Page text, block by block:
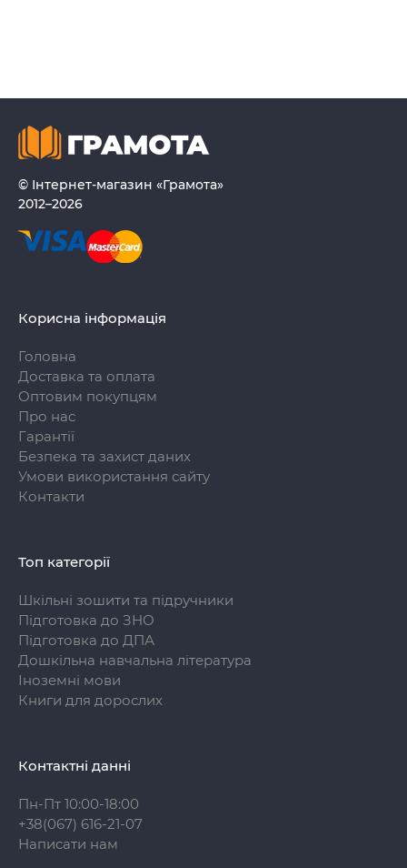
© Інтернет-магазин «Грамота»
2012–2026
Корисна інформація
Головна
Доставка та оплата
Оптовим покупцям
Про нас
Гарантії
Безпека та захист даних
Умови використання сайту
Контакти
Топ категорії
Шкільні зошити та підручники
Підготовка до ЗНО
Підготовка до ДПА
Дошкільна навчальна література
Іноземні мови
Книги для дорослих
Контактні данні
Пн-Пт 10:00-18:00
+38(067) 616-21-07
Написати нам